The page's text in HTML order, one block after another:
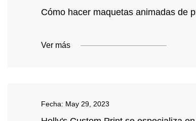
Cómo hacer maquetas animadas de
Ver más
Fecha: May 29, 2023